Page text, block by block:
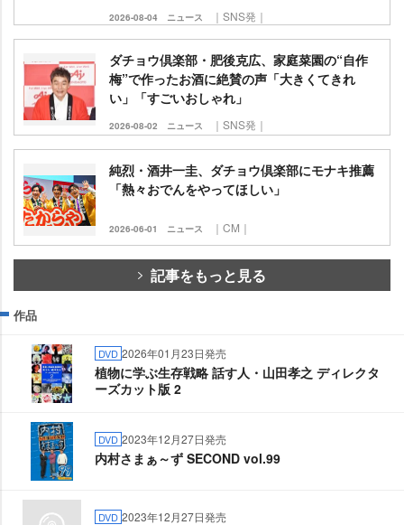
2026-08-04 ニュース ｜SNS発｜
ダチョウ倶楽部・肥後克広、家庭菜園の“自作
梅”で作ったお酒に絶賛の声「大きくてきれ
い」「すごいおしゃれ」
2026-08-02 ニュース ｜SNS発｜
純烈・酒井一圭、ダチョウ倶楽部にモナキ推薦
「熱々おでんをやってほしい」
2026-06-01 ニュース ｜CM｜
記事をもっと見る
作品
DVD 2026年01月23日発売
植物に学ぶ生存戦略 話す人・山田孝之 ディレクタ
ーズカット版 2
DVD 2023年12月27日発売
内村さまぁ～ず SECOND vol.99
DVD 2023年12月27日発売